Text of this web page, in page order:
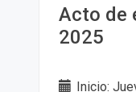
Acto de
2025
Inicio: